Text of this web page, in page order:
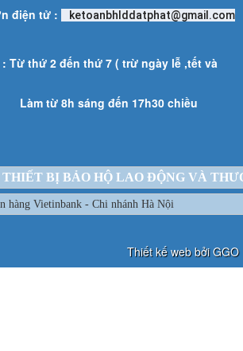
điện tử :
ketoanbhlddatphat@gmail.com
Từ thứ 2 đến thứ 7 ( trừ ngày lễ ,tết và
đến 17h30 chiều
THIẾT BỊ BẢO HỘ LAO ĐỘNG VÀ
hàng Vietinbank - Chi nhánh Hà Nội
Thiết kế web bởi GGO